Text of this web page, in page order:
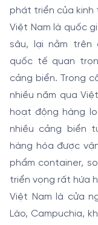
phát triển của kinh
Việt Nam là quốc
sâu, lại nằm trên
quốc tế quan
cảng biển. Trong
nhiều năm qua
hoạt động hàng
nhiều cảng biển
hàng hóa được
phẩm container,
triển vọng rất hứa
Việt Nam là cửa
Lào, Campuchia,